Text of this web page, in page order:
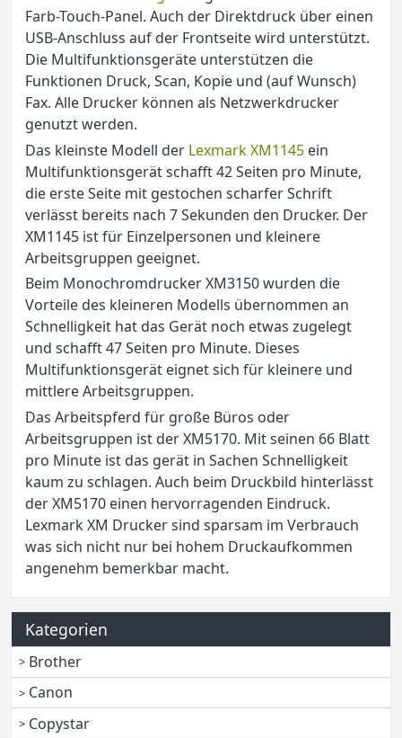
Farb-Touch-Panel. Auch der Direktdruck über einen
USB-Anschluss auf der Frontseite wird unterstützt.
Die Multifunktionsgeräte unterstützen die
Funktionen Druck, Scan, Kopie und (auf Wunsch)
Fax. Alle Drucker können als Netzwerkdrucker
genutzt werden.
Das kleinste Modell der Lexmark XM1145 ein
Multifunktionsgerät schafft 42 Seiten pro Minute,
die erste Seite mit gestochen scharfer Schrift
verlässt bereits nach 7 Sekunden den Drucker. Der
XM1145 ist für Einzelpersonen und kleinere
Arbeitsgruppen geeignet.
Beim Monochromdrucker XM3150 wurden die
Vorteile des kleineren Modells übernommen an
Schnelligkeit hat das Gerät noch etwas zugelegt
und schafft 47 Seiten pro Minute. Dieses
Multifunktionsgerät eignet sich für kleinere und
mittlere Arbeitsgruppen.
Das Arbeitspferd für große Büros oder
Arbeitsgruppen ist der XM5170. Mit seinen 66 Blatt
pro Minute ist das gerät in Sachen Schnelligkeit
kaum zu schlagen. Auch beim Druckbild hinterlässt
der XM5170 einen hervorragenden Eindruck.
Lexmark XM Drucker sind sparsam im Verbrauch
was sich nicht nur bei hohem Druckaufkommen
angenehm bemerkbar macht.
Kategorien
Brother
Canon
Copystar